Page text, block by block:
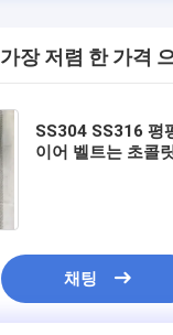
가장 저렴 한 가격
SS304 SS316 평
이어 벨트는 초콜
채팅